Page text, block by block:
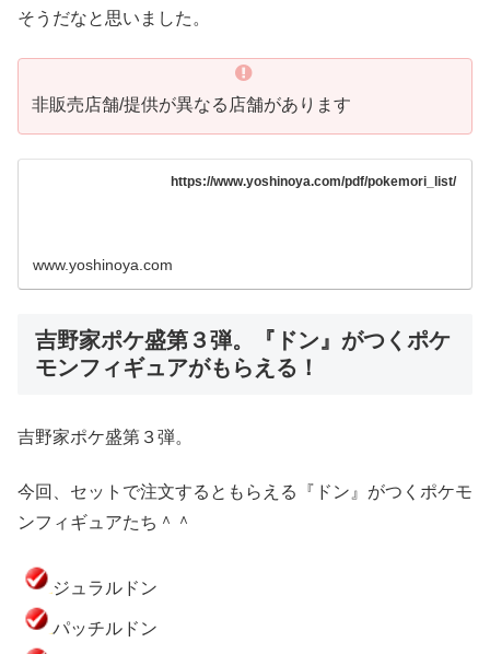
そうだなと思いました。
非販売店舗/提供が異なる店舗があります
https://www.yoshinoya.com/pdf/pokemori_list/
www.yoshinoya.com
吉野家ポケ盛第３弾。『ドン』がつくポケ
モンフィギュアがもらえる！
吉野家ポケ盛第３弾。
今回、セットで注文するともらえる『ドン』がつくポケモ
ンフィギュアたち＾＾
ジュラルドン
パッチルドン